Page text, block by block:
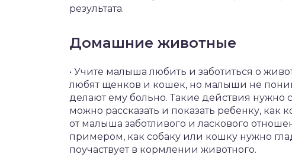
результата.
Домашние животные
• Учите малыша любить и заботиться о
любят щенков и кошек, но малыши не
делают ему больно. Такие действия нужно
можно рассказать и показать ребенку, как
от малыша заботливого и ласкового
примером, как собаку или кошку нужно
поучаствует в кормлении животного.